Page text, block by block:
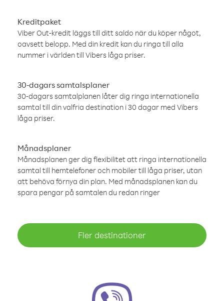
Kreditpaket
Viber Out-kredit läggs till ditt saldo när du köper något,
oavsett belopp. Med din kredit kan du ringa till alla
nummer i världen till Vibers låga priser.
30-dagars samtalsplaner
30-dagars samtalplanen låter dig ringa internationella
samtal till din valfria destination i 30 dagar med Vibers
låga priser.
Månadsplaner
Månadsplanen ger dig flexibilitet att ringa internationella
samtal till hemtelefoner och mobiler till låga priser, utan
att behöva förnya din plan. Med månadsplanen kan du
spara pengar på samtalen du redan ringer
Fler destinationer